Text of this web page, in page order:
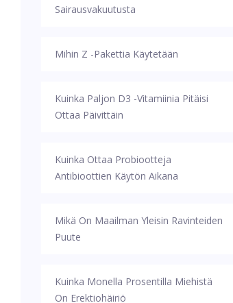
Sairausvakuutusta
Mihin Z -pakettia Käytetään
Kuinka Paljon D3 -vitamiinia Pitäisi
Ottaa Päivittäin
Kuinka Ottaa Probiootteja
Antibioottien Käytön Aikana
Mikä On Maailman Yleisin Ravinteiden
Puute
Kuinka Monella Prosentilla Miehistä
On Erektiohäiriö